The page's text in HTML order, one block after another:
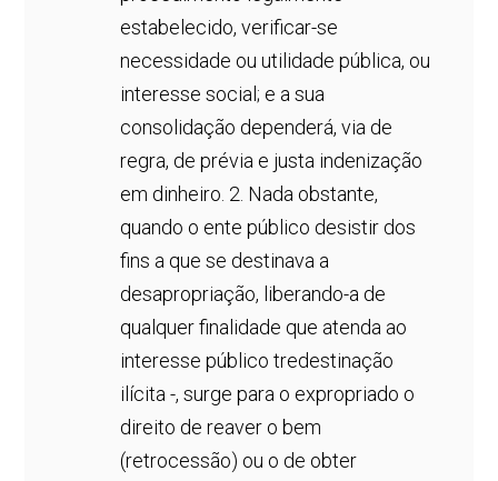
estabelecido, verificar-se
necessidade ou utilidade pública, ou
interesse social; e a sua
consolidação dependerá, via de
regra, de prévia e justa indenização
em dinheiro. 2. Nada obstante,
quando o ente público desistir dos
fins a que se destinava a
desapropriação, liberando-a de
qualquer finalidade que atenda ao
interesse público tredestinação
ilícita -, surge para o expropriado o
direito de reaver o bem
(retrocessão) ou o de obter